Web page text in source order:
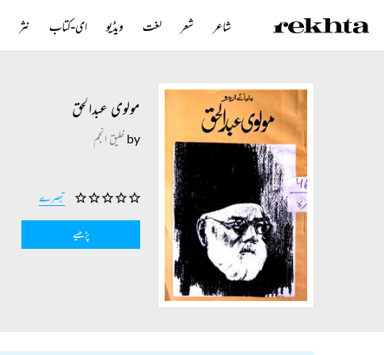
مولوی عبدالحق
by خلیق انجم
تبصرے
پڑھیے
شاعر شعر لغت ویڈیو ای-کتاب نثر